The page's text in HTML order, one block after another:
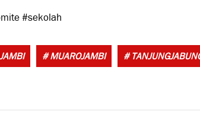
#sekolah
# MUAROJAMBI #